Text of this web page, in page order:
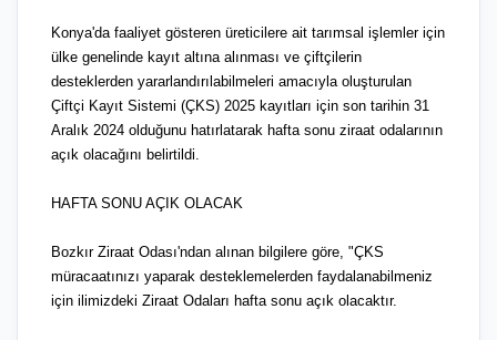
Konya'da faaliyet gösteren üreticilere ait tarımsal işlemler için
ülke genelinde kayıt altına alınması ve çiftçilerin
desteklerden yararlandırılabilmeleri amacıyla oluşturulan
Çiftçi Kayıt Sistemi (ÇKS) 2025 kayıtları için son tarihin 31
Aralık 2024 olduğunu hatırlatarak hafta sonu ziraat odalarının
açık olacağını belirtildi.
HAFTA SONU AÇIK OLACAK
Bozkır Ziraat Odası'ndan alınan bilgilere göre, "ÇKS
müracaatınızı yaparak desteklemelerden faydalanabilmeniz
için ilimizdeki Ziraat Odaları hafta sonu açık olacaktır.